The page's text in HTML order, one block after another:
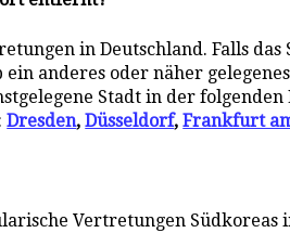
in Deutschland. Falls
anderes oder näher
Stadt in der
Dresden,Düsseldorf,Frankfurt
Vertretungen